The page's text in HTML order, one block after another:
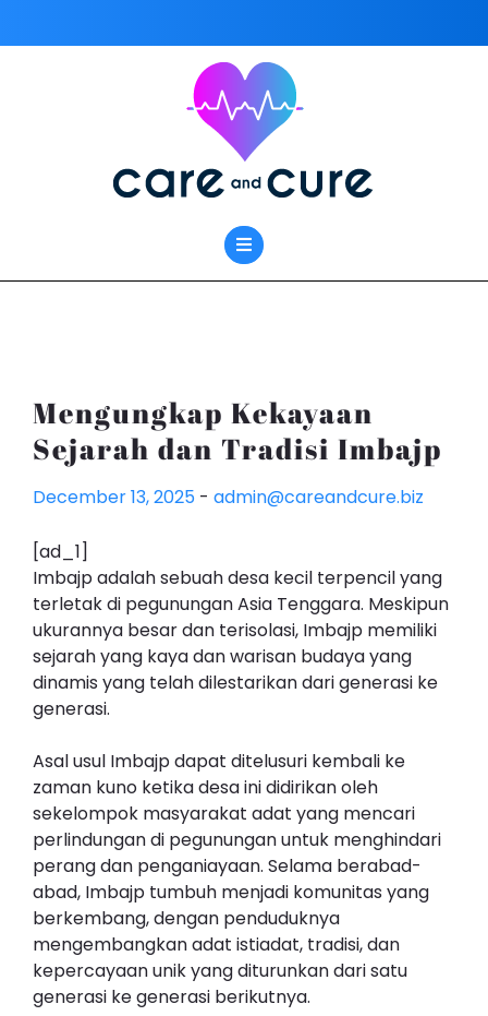
Mengungkap Kekayaan
Sejarah dan Tradisi Imbajp
December 13, 2025 - admin@careandcure.biz
[ad_1]
Imbajp adalah sebuah desa kecil terpencil yang
terletak di pegunungan Asia Tenggara. Meskipun
ukurannya besar dan terisolasi, Imbajp memiliki
sejarah yang kaya dan warisan budaya yang
dinamis yang telah dilestarikan dari generasi ke
generasi.
Asal usul Imbajp dapat ditelusuri kembali ke
zaman kuno ketika desa ini didirikan oleh
sekelompok masyarakat adat yang mencari
perlindungan di pegunungan untuk menghindari
perang dan penganiayaan. Selama berabad-
abad, Imbajp tumbuh menjadi komunitas yang
berkembang, dengan penduduknya
mengembangkan adat istiadat, tradisi, dan
kepercayaan unik yang diturunkan dari satu
generasi ke generasi berikutnya.